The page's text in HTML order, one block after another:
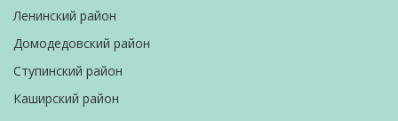
Ленинский район
Домодедовский район
Ступинский район
Каширский район